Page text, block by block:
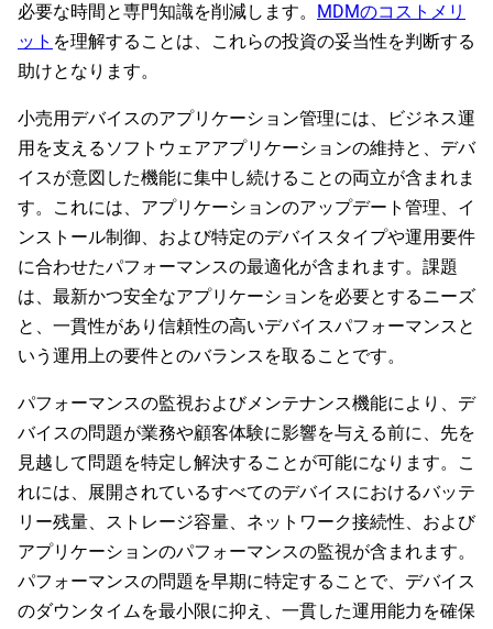
必要な時間と専門知識を削減します。
MDMのコストメリ
ット を理解することは、これらの投資の妥当性を判断する
助けとなります。
小売用デバイスのアプリケーション管理には、ビジネス運
用を支えるソフトウェアアプリケーションの維持と、デバ
イスが意図した機能に集中し続けることの両立が含まれま
す。これには、アプリケーションのアップデート管理、イ
ンストール制御、および特定のデバイスタイプや運用要件
に合わせたパフォーマンスの最適化が含まれます。課題
は、最新かつ安全なアプリケーションを必要とするニーズ
と、一貫性があり信頼性の高いデバイスパフォーマンスと
いう運用上の要件とのバランスを取ることです。
パフォーマンスの監視およびメンテナンス機能により、デ
バイスの問題が業務や顧客体験に影響を与える前に、先を
見越して問題を特定し解決することが可能になります。こ
れには、展開されているすべてのデバイスにおけるバッテ
リー残量、ストレージ容量、ネットワーク接続性、および
アプリケーションのパフォーマンスの監視が含まれます。
パフォーマンスの問題を早期に特定することで、デバイス
のダウンタイムを最小限に抑え、一貫した運用能力を確保